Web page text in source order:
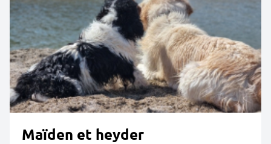
Maïden et heyder